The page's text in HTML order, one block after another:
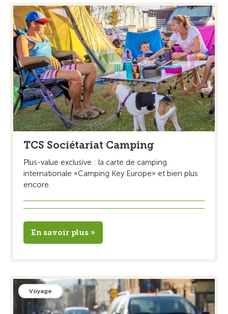
TCS Sociétariat Camping
Plus-value exclusive : la carte de camping
internationale «Camping Key Europe» et bien plus
encore.
En savoir plus »
Voyage